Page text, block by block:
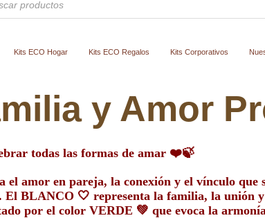
Kits ECO Hogar Kits ECO Regalos Kits Corporativos
y Amor
todas las formas de amar ❤️🍃
el amor en pareja, la conexión y el vínculo
El BLANCO 🤍 representa la familia, la unión y
por el color VERDE 💚 que evoca la